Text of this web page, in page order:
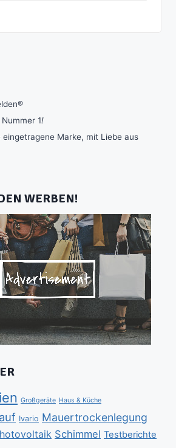
1!
eingetragene Marke, mit Liebe aus
WERBEN!
Großgeräte Haus & Küche
Ivario Mauertrockenlegung
Schimmel Testberichte